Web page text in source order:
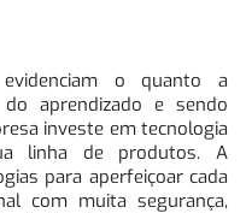
evidenciam o quanto a
aprendizado e sendo
investe em tecnologia
linha de produtos. A
para aperfeiçoar cada
com muita segurança,